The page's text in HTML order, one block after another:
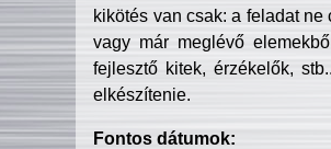
kikötés van csak: a feladat
vagy már meglévő
fejlesztő kitek, érzékelők,
elkészítenie.
Fontos dátumok: